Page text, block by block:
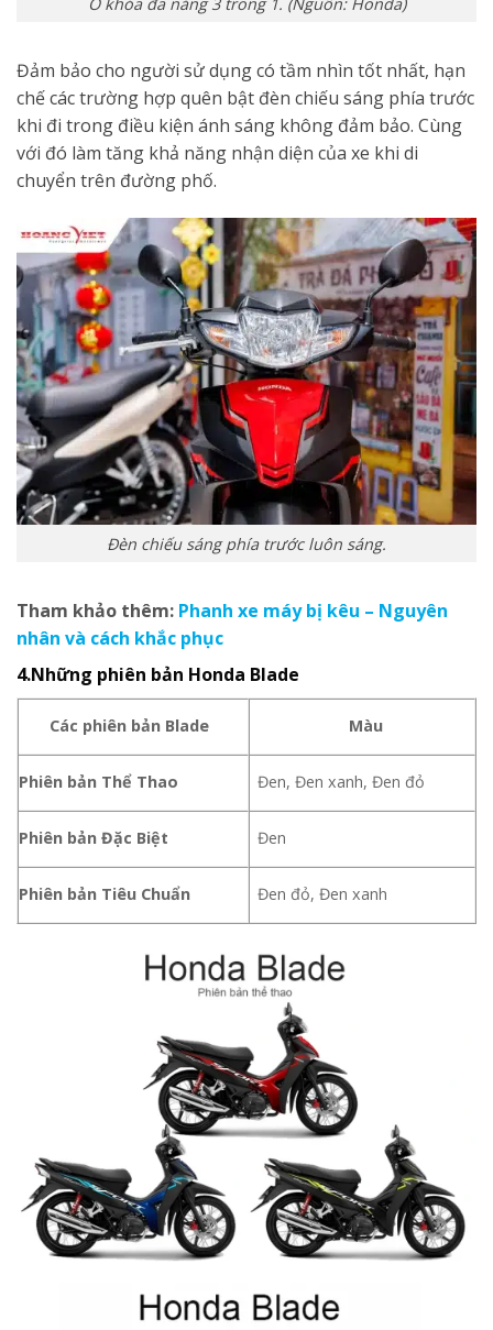
Đảm bảo cho người sử dụng có tầm nhìn tốt nhất, hạn
chế các trường hợp quên bật đèn chiếu sáng phía trước
khi đi trong điều kiện ánh sáng không đảm bảo. Cùng
với đó làm tăng khả năng nhận diện của xe khi di
chuyển trên đường phố.
Đèn chiếu sáng phía trước luôn sáng.
Tham khảo thêm: Phanh xe máy bị kêu – Nguyên
nhân và cách khắc phục
4.Những phiên bản Honda Blade
Các phiên bản Blade Màu
Phiên bản Thể Thao Đen, Đen xanh, Đen đỏ
Phiên bản Đặc Biệt Đen
Phiên bản Tiêu Chuẩn Đen đỏ, Đen xanh